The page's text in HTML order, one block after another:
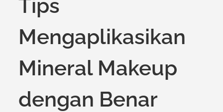
Tips
Mengaplikasikan
Mineral Makeup
dengan Benar